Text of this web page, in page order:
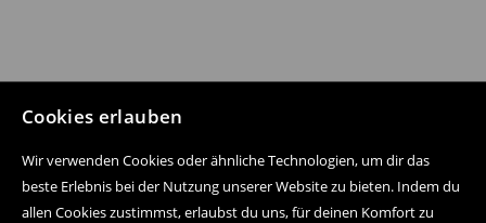
Cookies erlauben
Wir verwenden Cookies oder ähnliche Technologien, um dir das
beste Erlebnis bei der Nutzung unserer Website zu bieten. Indem du
allen Cookies zustimmst, erlaubst du uns, für deinen Komfort zu